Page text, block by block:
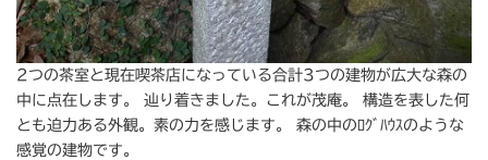
2つの茶室と現在喫茶店になっている合計3つの建物が広大な森の
中に点在します。 辿り着きました。これが茂庵。 構造を表した何
とも迫力ある外観。素の力を感じます。 森の中のﾛｸﾞﾊｳｽのような
感覚の建物です。